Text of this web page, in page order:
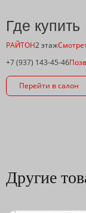
Где купить
РАЙТОН2 этаж
+7 (937) 143-45-46
Перейти в салон
Другие